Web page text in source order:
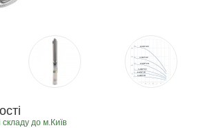
складу до м.Київ